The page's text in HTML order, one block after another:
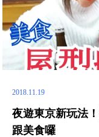
2018.11.19
夜遊東京新玩法
跟美食囉